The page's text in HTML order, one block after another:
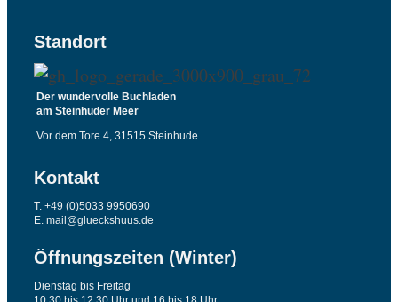
Standort
Der wundervolle Buchladen
am Steinhuder Meer
Vor dem Tore 4, 31515 Steinhude
Kontakt
T. +49 (0)5033 9950690
E. mail@glueckshuus.de
Öffnungszeiten (Winter)
Dienstag bis Freitag